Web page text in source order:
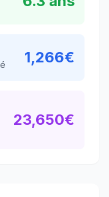
1,266€
23,650€